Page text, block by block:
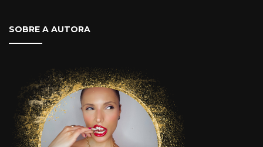
SOBRE A AUTORA